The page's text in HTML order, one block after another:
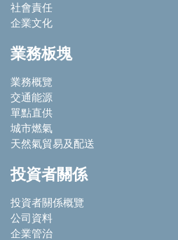
社會責任
企業文化
業務板塊
業務概覽
交通能源
單點直供
城市燃氣
天然氣貿易及配送
投資者關係
投資者關係概覽
公司資料
企業管治